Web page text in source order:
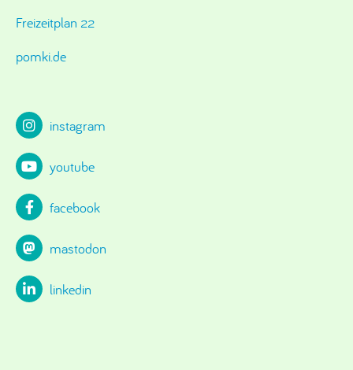
Freizeitplan 22
pomki.de
instagram
youtube
facebook
mastodon
linkedin